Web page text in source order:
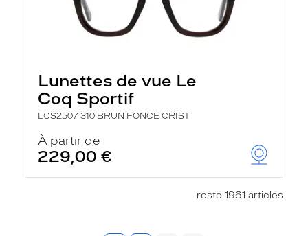
Lunettes de vue Le
Coq Sportif
LCS2507 310 BRUN FONCE CRIST
À partir de
229,00 €
reste 1961 articles